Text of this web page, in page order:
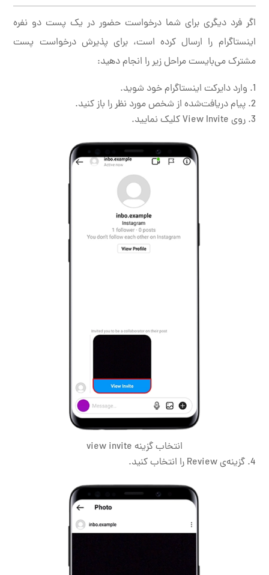
اگر فرد دیگری برای شما درخواست حضور در یک پست دو نفره
اینستاگرام را ارسال کرده است، برای پذیرش درخواست پست
مشترک می‌بایست مراحل زیر را انجام دهید:
وارد دایرکت اینستاگرام خود شوید.
پیام دریافت‌شده از شخص مورد نظر را باز کنید.
روی View Invite کلیک نمایید.
انتخاب گزینه view invite
گزینه‌ی Review را انتخاب کنید.